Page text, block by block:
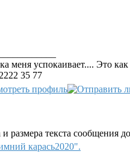
меня успокаивает.... Это
35 77
текста сообщения
карась2020".